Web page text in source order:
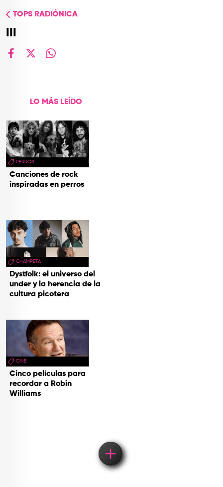
TOPS RADIÓNICA
LO MÁS LEÍDO
PERROS
Canciones de rock
inspiradas en perros
CHAMPETA
Dystfolk: el universo del
under y la herencia de la
cultura picotera
CINE
Cinco películas para
recordar a Robin
Williams